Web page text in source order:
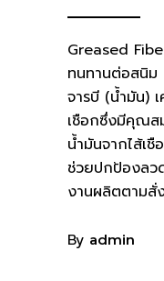
Greased
ทนทานต่อสนิม
จารบี (น้ำมัน)
เชือกซึ่งมีคุณส
น้ำมันจากไส้เ
ช่วยปกป้องลว
งานผลิตตามสั่
By admin